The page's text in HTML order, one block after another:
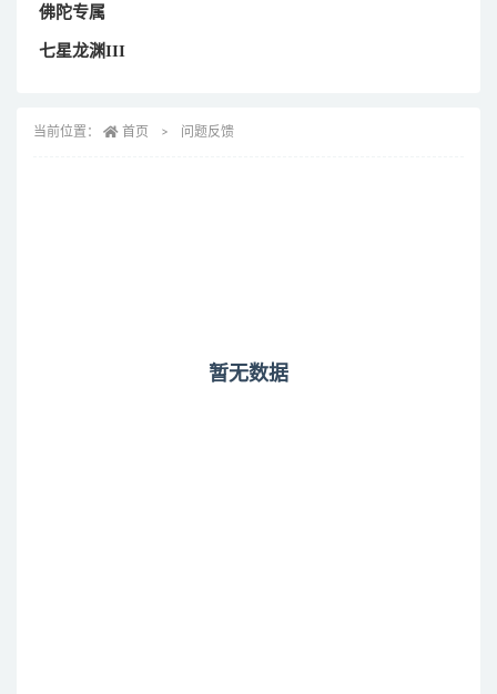
佛陀专属
七星龙渊III
当前位置： 首页 问题反馈
暂无数据